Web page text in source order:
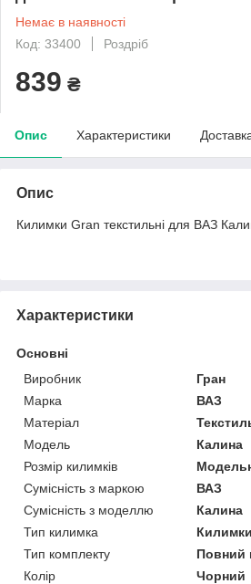
Немає в наявності
Код: 33400
Роздріб
839 ₴
Опис Характеристики
Опис
Килимки Gran текстильні для ВАЗ
Характеристики
Основні
Виробник
Гран
Марка
ВАЗ
Матеріал
Модель
Калина
Розмір килимків
Сумісність з маркою
ВАЗ
Сумісність з моделлю
Калина
Тип килимка
Тип комплекту
Повний
Колір
Чорний